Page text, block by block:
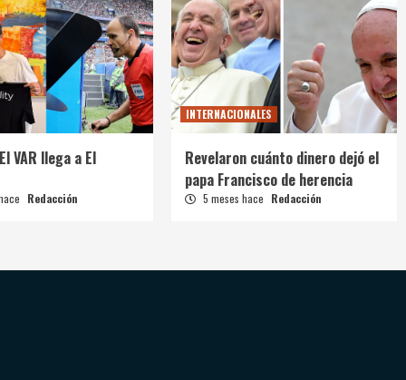
VAR llega a El
Redacción
INTERNACIONALES
Revelaron cuánto dinero dejó el
papa Francisco de herencia
5 meses hace Redacción